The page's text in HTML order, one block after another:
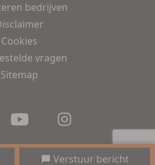
Verstuur bericht
bedrijven
Cookies
vragen
Sitemap